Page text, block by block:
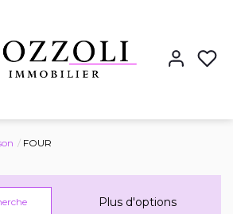
FOUR
Plus d'options